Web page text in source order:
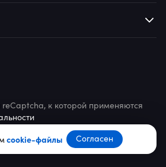
cookie-файлы Согласен
к которой применяются